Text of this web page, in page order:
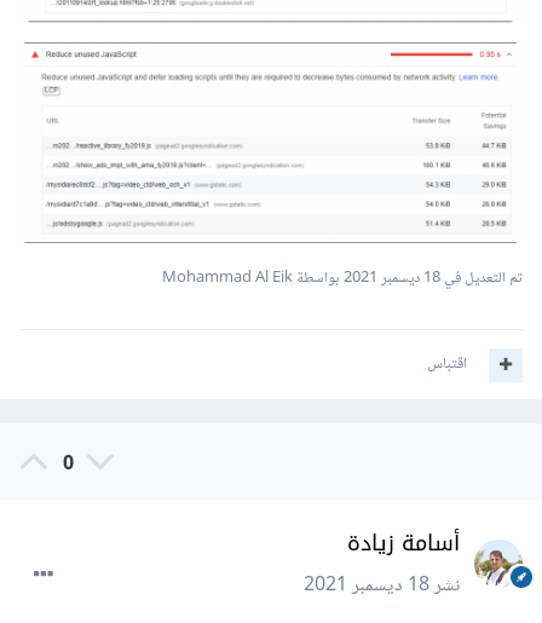
تم التعديل في18 ديسمبر 2021 بواسطة Mohammad Al Eik
اقتباس
0
أسامة زيادة
نشر18 ديسمبر 2021